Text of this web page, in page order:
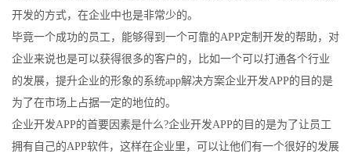
开发的方式，在企业中也是非常少的。
毕竟一个成功的员工，能够得到一个可靠的APP定制开发的帮助，对
企业来说也是可以获得很多的客户的，比如一个可以打通各个行业
的发展，提升企业的形象的系统app解决方案企业开发APP的目的是
为了在市场上占据一定的地位的。
企业开发APP的首要因素是什么?企业开发APP的目的是为了让员工
拥有自己的APP软件，这样在企业里，可以让他们有一个很好的发展